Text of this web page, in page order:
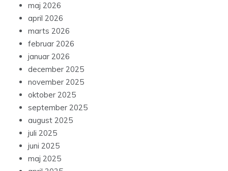
maj 2026
april 2026
marts 2026
februar 2026
januar 2026
december 2025
november 2025
oktober 2025
september 2025
august 2025
juli 2025
juni 2025
maj 2025